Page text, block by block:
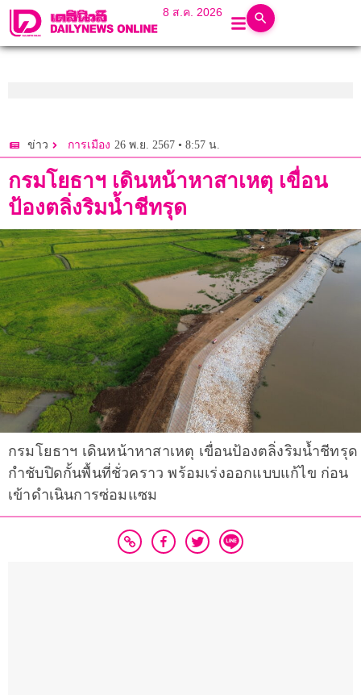
8 ส.ค. 2026
ข่าว การเมือง 26 พ.ย. 2567 • 8:57 น.
กรมโยธาฯ เดินหน้าหาสาเหตุ เขื่อน
ป้องตลิ่งริมน้ำชีทรุด
กรมโยธาฯ เดินหน้าหาสาเหตุ เขื่อนป้องตลิ่งริมน้ำชีทรุด
กำชับปิดกั้นพื้นที่ชั่วคราว พร้อมเร่งออกแบบแก้ไข ก่อน
เข้าดำเนินการซ่อมแซม